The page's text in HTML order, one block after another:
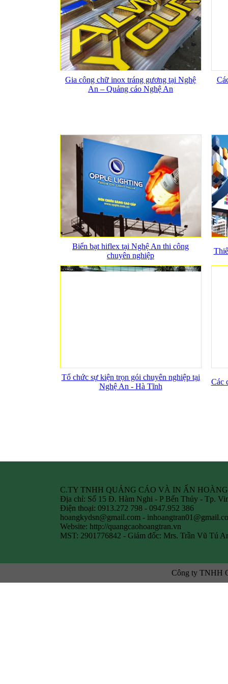
Gia công chữ inox tráng gương tại Nghệ
An – Quảng cáo Nghệ An
Biển bạt hiflex tại Nghệ An thi công
chuyên nghiệp
Tổ chức sự kiện trọn gói chuyên nghiệp tại
Nghệ An - Hà Tĩnh
Các
C.TY TNHH QUẢNG CÁO VÀ IN ẤN
Địa chỉ: Số 15 Đ. Hàm Nghi - P Bến Thủy - Tp.
Điện thoại: 0913.272 798 - 0947.952 386
hoangkydsn@gmail.com -
Website: http://quangcaohoangtran.vn
MST: 2901776842 - Giám đốc: Mrs. Trần Vũ Tú
Công ty TNHH